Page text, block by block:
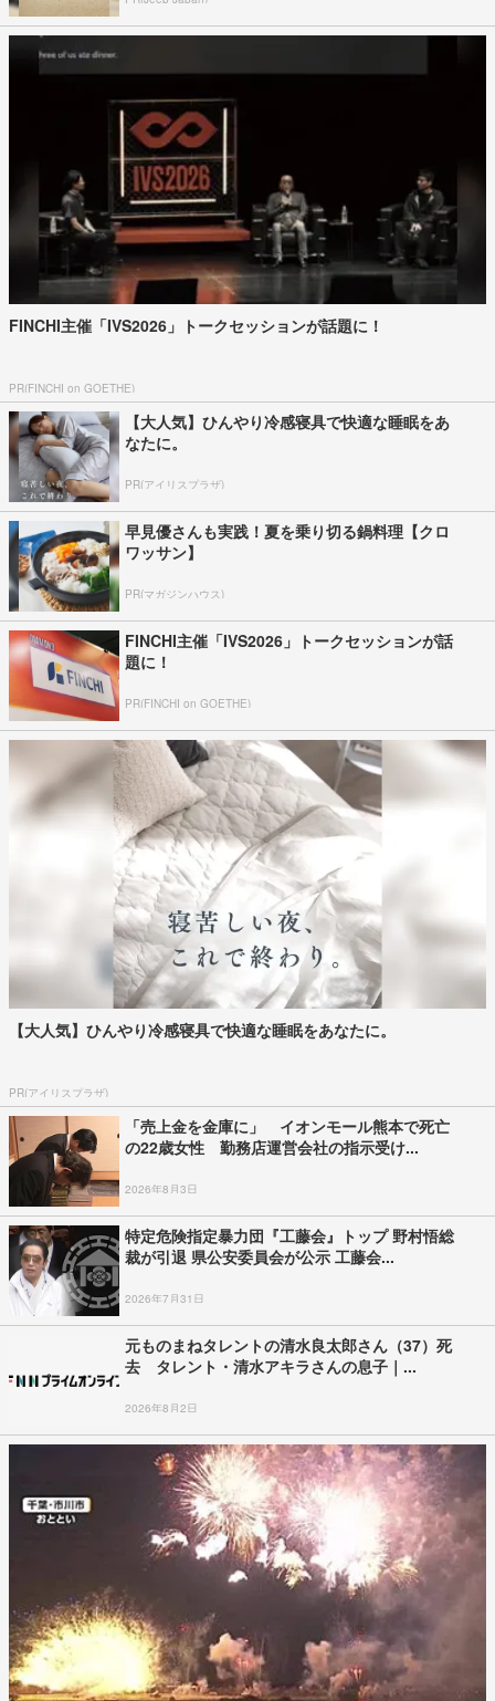
FINCHI主催「IVS2026」トークセッションが話題に！
PR(FINCHI on GOETHE)
【大人気】ひんやり冷感寝具で快適な睡眠をあ
なたに。
PR(アイリスプラザ)
早見優さんも実践！夏を乗り切る鍋料理【クロ
ワッサン】
PR(マガジンハウス)
FINCHI主催「IVS2026」トークセッションが話
題に！
PR(FINCHI on GOETHE)
【大人気】ひんやり冷感寝具で快適な睡眠をあなたに。
PR(アイリスプラザ)
「売上金を金庫に」 イオンモール熊本で死亡
の22歳女性 勤務店運営会社の指示受け...
2026年8月3日
特定危険指定暴力団『工藤会』トップ 野村悟総
裁が引退 県公安委員会が公示 工藤会...
2026年7月31日
元ものまねタレントの清水良太郎さん（37）死
去 タレント・清水アキラさんの息子｜...
2026年8月2日